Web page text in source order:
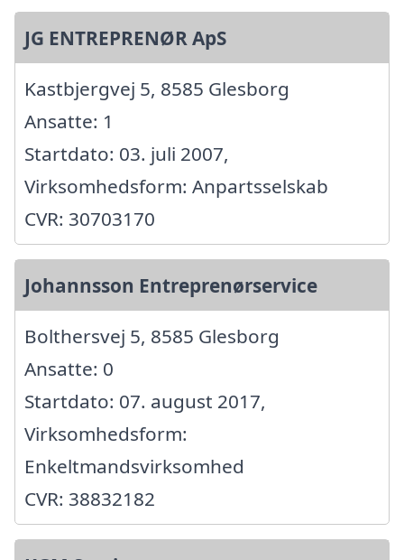
JG ENTREPRENØR ApS
Kastbjergvej 5, 8585 Glesborg
Ansatte: 1
Startdato: 03. juli 2007,
Virksomhedsform: Anpartsselskab
CVR: 30703170
Johannsson Entreprenørservice
Bolthersvej 5, 8585 Glesborg
Ansatte: 0
Startdato: 07. august 2017,
Virksomhedsform:
Enkeltmandsvirksomhed
CVR: 38832182